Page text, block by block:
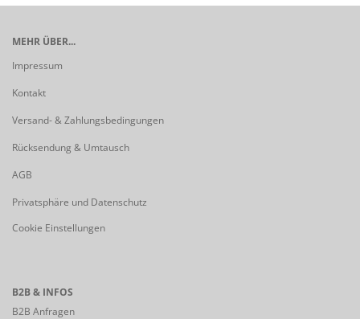
MEHR ÜBER...
Impressum
Kontakt
Versand- & Zahlungsbedingungen
Rücksendung & Umtausch
AGB
Privatsphäre und Datenschutz
Cookie Einstellungen
B2B & INFOS
B2B Anfragen